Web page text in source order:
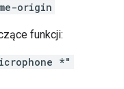
origin
funkcji:
*"